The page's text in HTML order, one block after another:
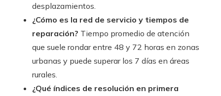
desplazamientos.
¿Cómo es la red de servicio y tiempos de
reparación? Tiempo promedio de atención
que suele rondar entre 48 y 72 horas en zonas
urbanas y puede superar los 7 días en áreas
rurales.
¿Qué índices de resolución en primera